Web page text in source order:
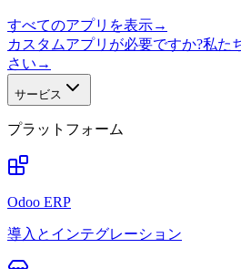
すべてのアプリを表示→
カスタムアプリが必要ですか?私た
さい →
サービス
プラットフォーム
Odoo ERP
導入とインテグレーション